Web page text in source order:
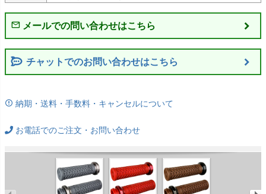
チャットでのお問い合わせはこちら
納期・送料・手数料・キャンセルについて
お電話でのご注文・お問い合わせ